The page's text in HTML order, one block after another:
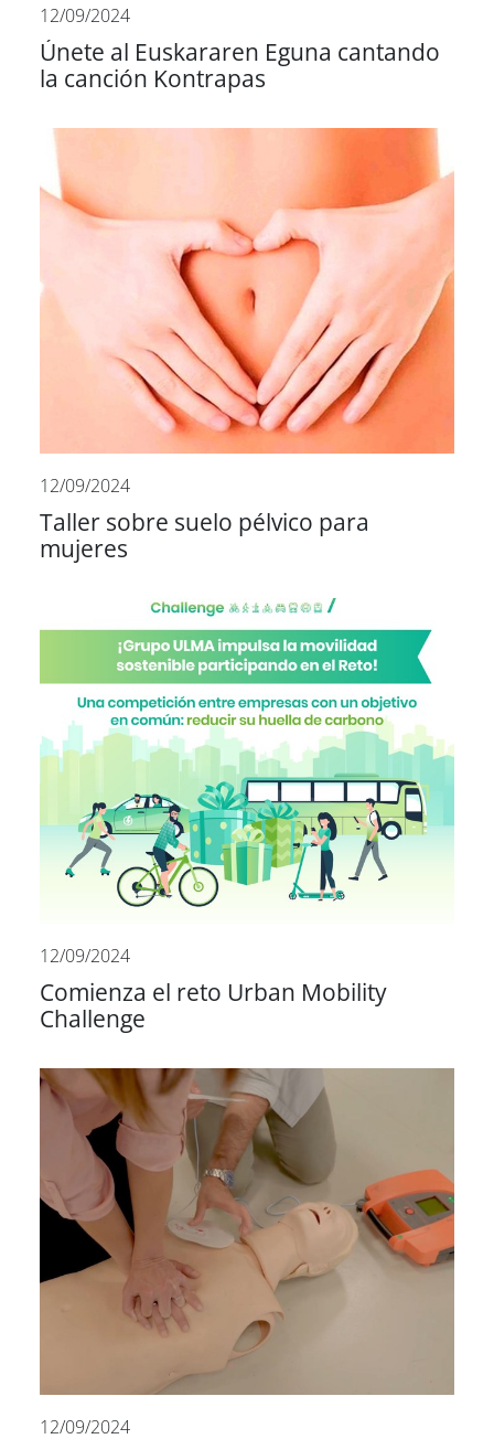
12/09/2024
Únete al Euskararen Eguna cantando
la canción Kontrapas
12/09/2024
Taller sobre suelo pélvico para
mujeres
12/09/2024
Comienza el reto Urban Mobility
Challenge
12/09/2024